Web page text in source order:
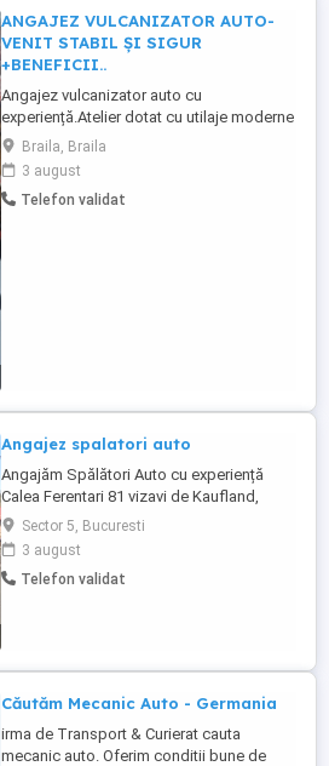
ANGAJEZ VULCANIZATOR AUTO-
VENIT STABIL ȘI SIGUR
+BENEFICII..
Angajez vulcanizator auto cu
experiență.Atelier dotat cu utilaje moderne
, automate, dotat cu absolut tot ce este
necesar. Experiența la casa de marcat,
Seriozitate și punctualitate în relația cu
locul de muncă și clienții. Experiență în
Braila, Braila
3 august
Telefon validat
Angajez spalatori auto
Angajăm Spălători Auto cu experiență
Calea Ferentari 81 vizavi de Kaufland,
vizavi de Poliția Locala sector 5. Salariu fix
+ comisioane atractive Program flexibil
Colectiv tânăr și de treabă. Pentru mai
multe informații ma găsiți la adresa
Sector 5, Bucuresti
3 august
Telefon validat
Căutăm Mecanic Auto - Germania
irma de Transport & Curierat cauta
mecanic auto. Oferim conditii bune de